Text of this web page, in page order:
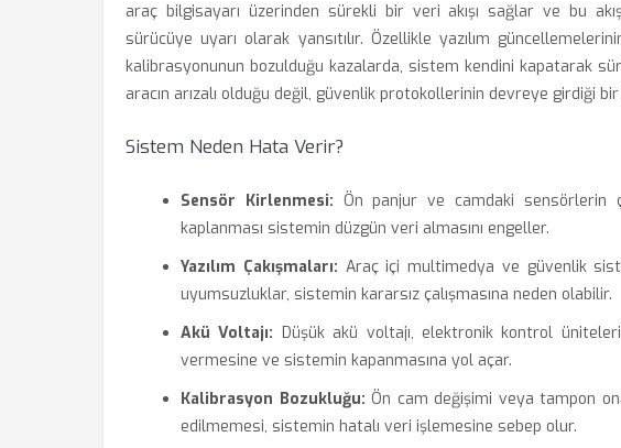
araç bilgisayarı üzerinden sürekli bir veri akışı sağlar ve bu
sürücüye uyarı olarak yansıtılır. Özellikle yazılım
kalibrasyonunun bozulduğu kazalarda, sistem kendini kapatarak
aracın arızalı olduğu değil, güvenlik protokollerinin devreye girdiği bir
Sistem Neden Hata Verir?
Sensör Kirlenmesi: Ön panjur ve camdaki sensörlerin
kaplanması sistemin düzgün veri almasını engeller.
Yazılım Çakışmaları: Araç içi multimedya ve güvenlik
uyumsuzluklar, sistemin kararsız çalışmasına neden olabilir.
Akü Voltajı: Düşük akü voltajı, elektronik kontrol
vermesine ve sistemin kapanmasına yol açar.
Kalibrasyon Bozukluğu: Ön cam değişimi veya tampon
edilmemesi, sistemin hatalı veri işlemesine sebep olur.